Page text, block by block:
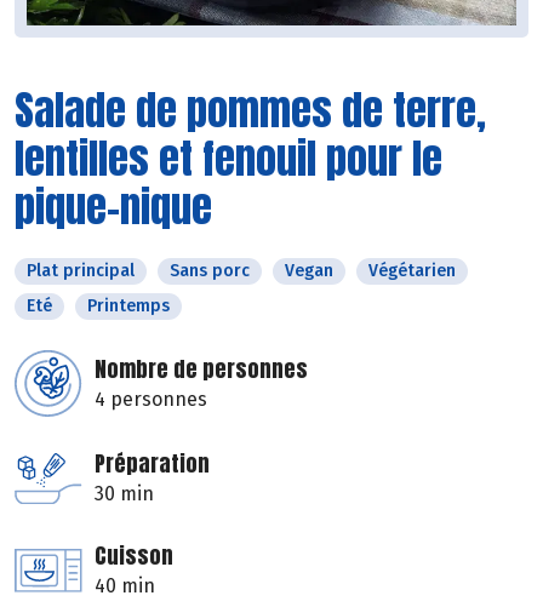
Salade de pommes de terre,
lentilles et fenouil pour le
pique-nique
Plat principal Sans porc Vegan
Végétarien
Eté
Printemps
Nombre de personnes
4 personnes
Préparation
30 min
Cuisson
40 min